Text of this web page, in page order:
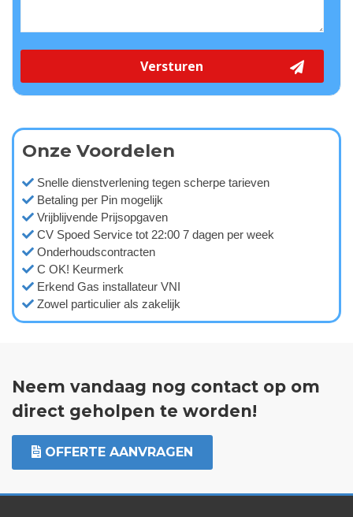
Versturen
Onze Voordelen
Snelle dienstverlening tegen scherpe tarieven
Betaling per Pin mogelijk
Vrijblijvende Prijsopgaven
CV Spoed Service tot 22:00 7 dagen per week
Onderhoudscontracten
C OK! Keurmerk
Erkend Gas installateur VNI
Zowel particulier als zakelijk
Neem vandaag nog contact op om
direct geholpen te worden!
OFFERTE AANVRAGEN